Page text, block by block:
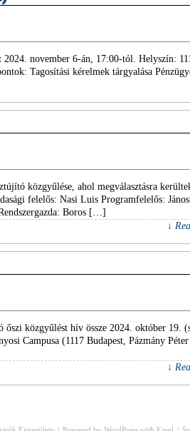
november 6-án, 17:00-tól. Helyszín:
Tagosítási kérelmek tárgyalása
közgyűlése, ahol megválasztásra
felelős: Nasi Luis Programfelelős:
Boros […]
↓
közgyűlést hív össze 2024. október 19.
Campusa (1117 Budapest, Pázmány
↓